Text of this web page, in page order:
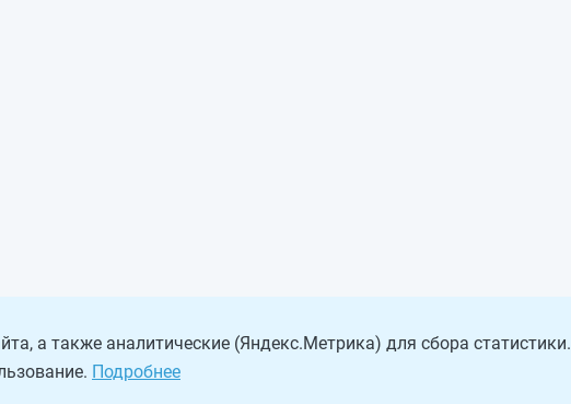
а также аналитические (Яндекс.Метрика) для сбора статистики.
Подробнее